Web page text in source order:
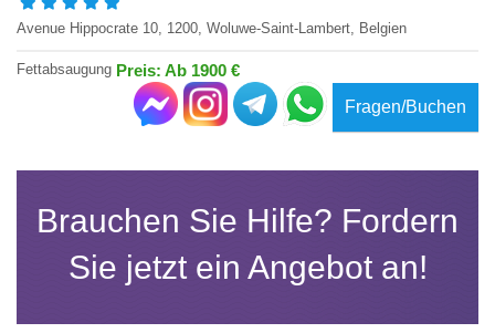
Avenue Hippocrate 10, 1200, Woluwe-Saint-Lambert, Belgien
Fettabsaugung Preis: Ab 1900 €
Fragen/Buchen
Brauchen Sie Hilfe? Fordern
Sie jetzt ein Angebot an!